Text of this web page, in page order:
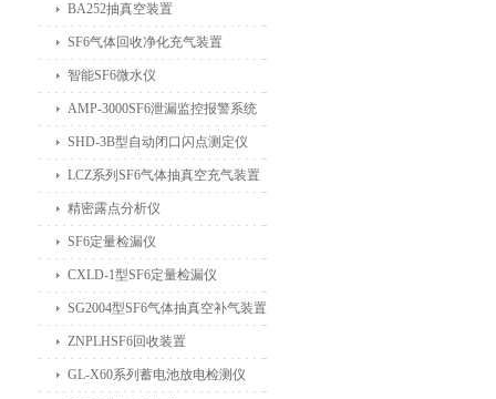
BA252抽真空装置
SF6气体回收净化充气装置
智能SF6微水仪
AMP-3000SF6泄漏监控报警系统
SHD-3B型自动闭口闪点测定仪
LCZ系列SF6气体抽真空充气装置
精密露点分析仪
SF6定量检漏仪
CXLD-1型SF6定量检漏仪
SG2004型SF6气体抽真空补气装置
ZNPLHSF6回收装置
GL-X60系列蓄电池放电检测仪